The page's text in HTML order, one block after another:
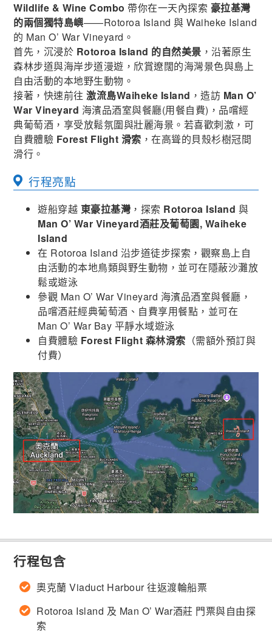
Wildlife & Wine Combo 帶你在一天內探索 豪拉基灣
的兩個獨特島嶼——Rotoroa Island 與 Waiheke Island
的 Man O’ War Vineyard。
首先，沉浸於 Rotoroa Island 的自然美景 ，沿著原生
森林步道與海岸步道漫遊，欣賞遼闊的海灣景色與島上
自由活動的本地野生動物。
接著，快速前往激流島Waiheke Island ，造訪 Man O’
War Vineyard 海濱品酒室與餐廳(用餐自費)，品嚐經
典葡萄酒，享受放鬆氛圍與壯麗海景。若喜歡刺激，可
自費體驗 Forest Flight 滑索 ，在高聳的貝殼杉樹冠間
滑行。
行程亮點
遊船穿越 東豪拉基灣 ，探索 Rotoroa Island 與
Man O’ War Vineyard酒莊及葡萄園, Waiheke
Island
在 Rotoroa Island 沿步道徒步探索，觀察島上自
由活動的本地鳥類與野生動物，並可在隱蔽沙灘放
鬆或遊泳
參觀 Man O’ War Vineyard 海濱品酒室與餐廳，
品嚐酒莊經典葡萄酒、自費享用餐點，並可在
Man O’ War Bay 平靜水域遊泳
自費體驗 Forest Flight 森林滑索 （需額外預訂與
付費）
行程包含
奧克蘭 Viaduct Harbour 往返渡輪船票
Rotoroa Island 及 Man O’ War酒莊 門票與自由探
索